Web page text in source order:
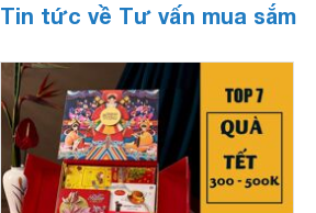
Tin tức về Tư vấn mua sắm